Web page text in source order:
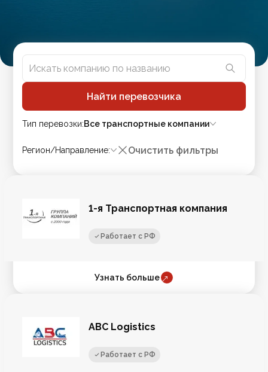
Найти перевозчика
Тип перевозки:Все транспортные компании
Регион/Направление: Очистить фильтры
1-я Транспортная компания
Работает с РФ
Узнать больше
ABC Logistics
Работает с РФ